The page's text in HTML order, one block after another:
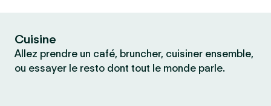
Cuisine
Allez prendre un café, bruncher, cuisiner ensemble,
ou essayer le resto dont tout le monde parle.